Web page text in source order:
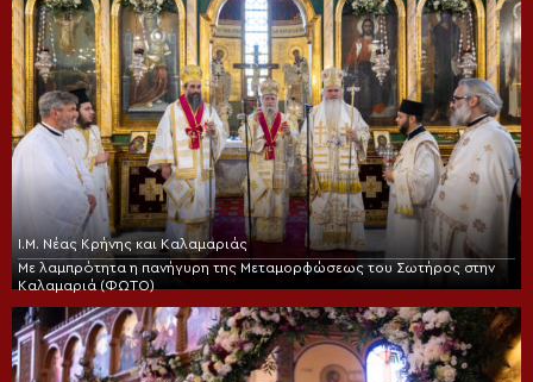
Ι.Μ. Νέας Κρήνης και Καλαμαριάς
Με λαμπρότητα η πανήγυρη της Μεταμορφώσεως του Σωτήρος στην
Καλαμαριά (ΦΩΤΟ)